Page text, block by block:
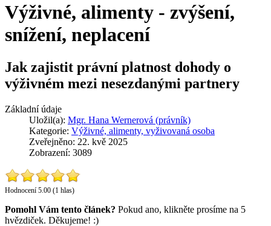
Výživné, alimenty - zvýšení,
snížení, neplacení
Jak zajistit právní platnost dohody o
výživném mezi nesezdanými partnery
Základní údaje
Uložil(a): Mgr. Hana Wernerová (právník)
Kategorie: Výživné, alimenty, vyživovaná osoba
Zveřejněno: 22. kvě 2025
Zobrazení: 3089
Hodnocení 5.00 (1 hlas)
Pomohl Vám tento článek? Pokud ano, klikněte prosíme na 5
hvězdiček. Děkujeme! :)